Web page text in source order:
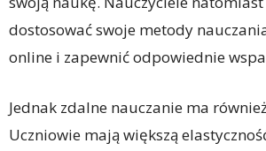
dostosować swoje metody
online i zapewnić odpowiednie
Jednak zdalne nauczanie ma
Uczniowie mają większą